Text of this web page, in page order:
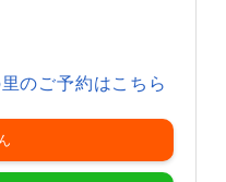
のご予約はこちら